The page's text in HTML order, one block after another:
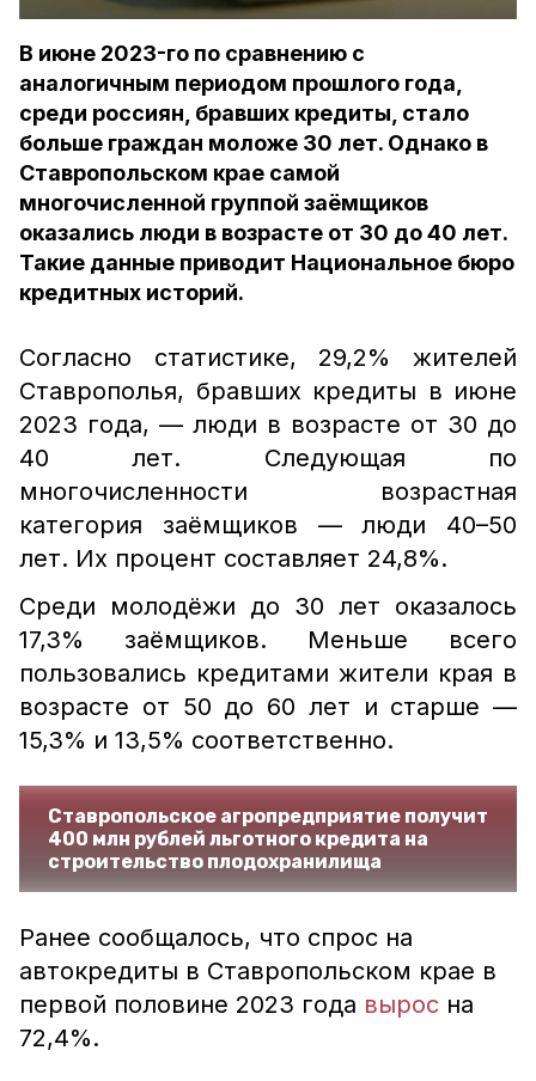
В июне 2023-го по сравнению с
аналогичным периодом прошлого года,
среди россиян, бравших кредиты, стало
больше граждан моложе 30 лет. Однако в
Ставропольском крае самой
многочисленной группой заёмщиков
оказались люди в возрасте от 30 до 40 лет.
Такие данные приводит Национальное бюро
кредитных историй.
Согласно статистике, 29,2% жителей
Ставрополья, бравших кредиты в июне
2023 года, — люди в возрасте от 30 до
40 лет. Следующая по
многочисленности возрастная
категория заёмщиков — люди 40–50
лет. Их процент составляет 24,8%.
Среди молодёжи до 30 лет оказалось
17,3% заёмщиков. Меньше всего
пользовались кредитами жители края в
возрасте от 50 до 60 лет и старше —
15,3% и 13,5% соответственно.
Ставропольское агропредприятие получит
400 млн рублей льготного кредита на
строительство плодохранилища
Ранее сообщалось, что спрос на
автокредиты в Ставропольском крае в
первой половине 2023 года вырос на
72,4%.